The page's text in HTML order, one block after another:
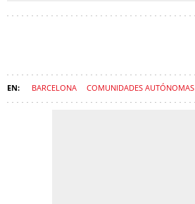
BARCELONA COMUNIDADES AUTÓNOMAS